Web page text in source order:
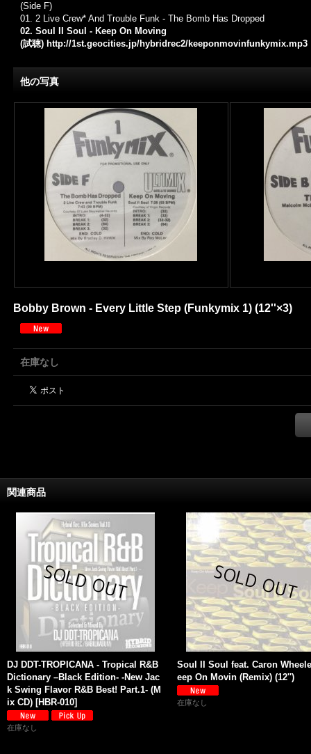
(Side F)
01. 2 Live Crew* And Trouble Funk - The Bomb Has Dropped
02. Soul II Soul - Keep On Moving
(試聴) http://1st.geocities.jp/hybridrec2/keeponmovinfunkymix.mp3
他の写真
Bobby Brown - Every Little Step (Funkymix 1) (12''×3)
在庫なし
関連商品
DJ DDT-TROPICANA - Tropical R&B
Dictionary –Black Edition- -New Jac
k Swing Flavor R&B Best! Part.1- (M
ix CD) [HBR-010]
在庫なし
Soul II Soul feat. Caron
eep On Movin (Remix) (12'')
在庫なし